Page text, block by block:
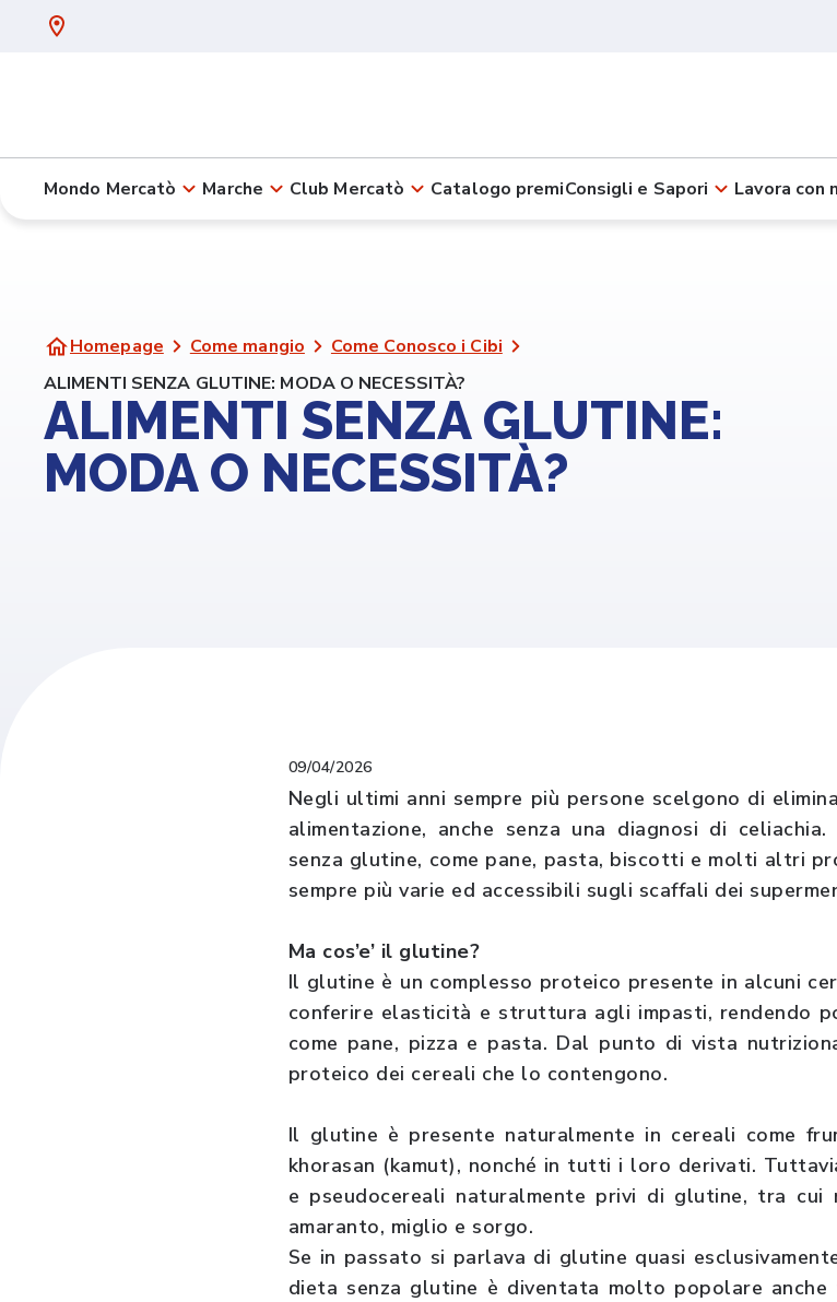
Mondo Mercatò Marche Club Mercatò Catalogo premiConsigli e Sapori Lavora con
Homepage Come mangio
Come Conosco i Cibi
ALIMENTI SENZA GLUTINE: MODA O NECESSITÀ?
ALIMENTI SENZA GLUTINE:
MODA O NECESSITÀ?
09/04/2026
Negli ultimi anni sempre più persone scelgono di
alimentazione, anche senza una diagnosi di
senza glutine, come pane, pasta, biscotti e molti altri
sempre più varie ed accessibili sugli scaffali dei
Ma cos’e’ il glutine?
Il glutine è un complesso proteico presente in alcuni
conferire elasticità e struttura agli impasti, rendendo
come pane, pizza e pasta. Dal punto di vista
proteico dei cereali che lo contengono.
Il glutine è presente naturalmente in cereali come
khorasan (kamut), nonché in tutti i loro derivati.
e pseudocereali naturalmente privi di glutine, tra cui
amaranto, miglio e sorgo.
Se in passato si parlava di glutine quasi
dieta senza glutine è diventata molto popolare